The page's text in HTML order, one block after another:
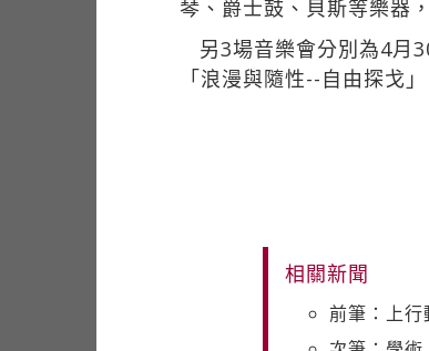
琴、爵士鼓、貝斯等樂器
另3場音樂會分別為4月
「浪漫與隨性--自由探戈」
相關新聞
前筆：上